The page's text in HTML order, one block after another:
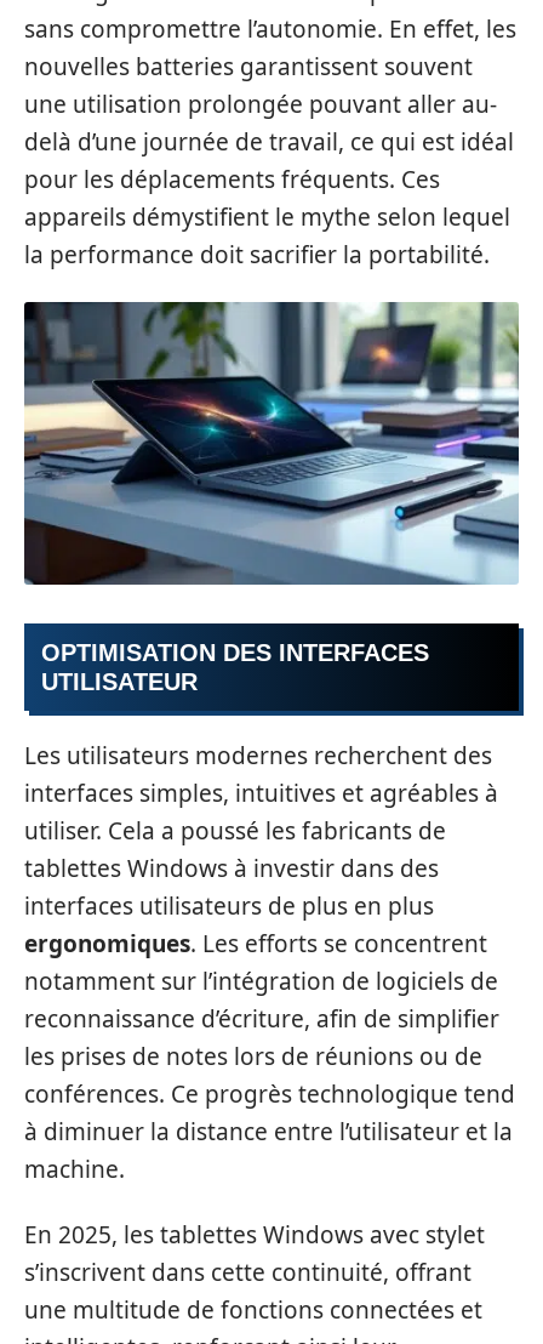
sans compromettre l’autonomie. En effet, les
nouvelles batteries garantissent souvent
une utilisation prolongée pouvant aller au-
delà d’une journée de travail, ce qui est idéal
pour les déplacements fréquents. Ces
appareils démystifient le mythe selon lequel
la performance doit sacrifier la portabilité.
OPTIMISATION DES INTERFACES
UTILISATEUR
Les utilisateurs modernes recherchent des
interfaces simples, intuitives et agréables à
utiliser. Cela a poussé les fabricants de
tablettes Windows à investir dans des
interfaces utilisateurs de plus en plus
ergonomiques. Les efforts se concentrent
notamment sur l’intégration de logiciels de
reconnaissance d’écriture, afin de simplifier
les prises de notes lors de réunions ou de
conférences. Ce progrès technologique tend
à diminuer la distance entre l’utilisateur et la
machine.
En 2025, les tablettes Windows avec stylet
s’inscrivent dans cette continuité, offrant
une multitude de fonctions connectées et